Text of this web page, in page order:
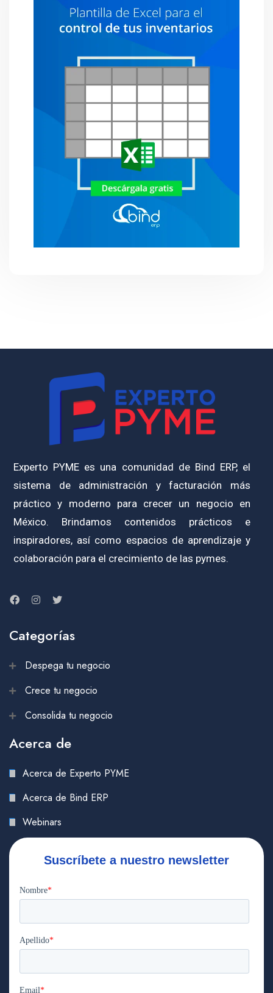
Experto PYME es una comunidad de Bind ERP, el
sistema de administración y facturación más
práctico y moderno para crecer un negocio en
México. Brindamos contenidos prácticos e
inspiradores, así como espacios de aprendizaje y
colaboración para el crecimiento de las pymes.
Categorías
Despega tu negocio
Crece tu negocio
Consolida tu negocio
Acerca de
Acerca de Experto PYME
Acerca de Bind ERP
Webinars
Suscríbete a nuestro newsletter